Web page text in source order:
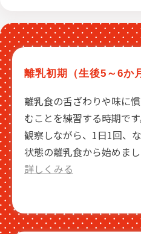
離乳初期（生後5～6か
離乳食の舌ざわりや味に
むことを練習する時期で
観察しながら、1日1回、
状態の離乳食から始めまし
詳しくみる